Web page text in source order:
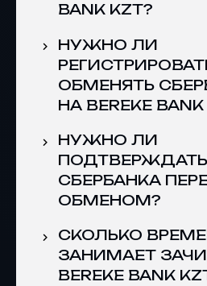
BANK KZT?
НУЖНО ЛИ
ОБМЕНЯТЬ
НА BEREKE
НУЖНО ЛИ
СБЕРБАНКА
ОБМЕНОМ?
СКОЛЬКО
ЗАНИМАЕТ
BEREKE BANK